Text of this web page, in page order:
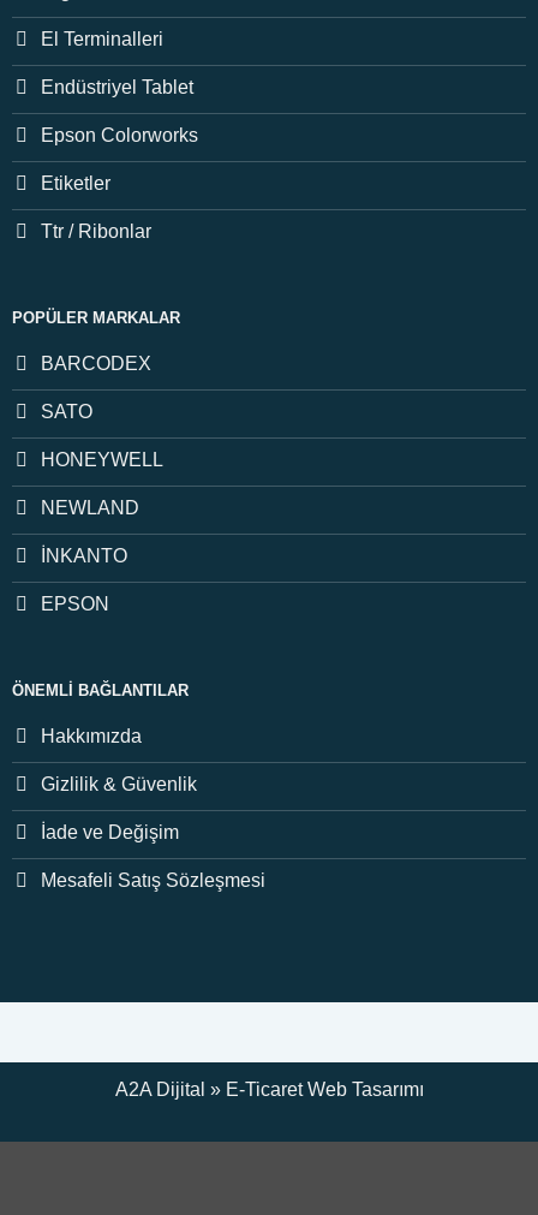
El Terminalleri
Endüstriyel Tablet
Epson Colorworks
Etiketler
Ttr / Ribonlar
POPÜLER MARKALAR
BARCODEX
SATO
HONEYWELL
NEWLAND
İNKANTO
EPSON
ÖNEMLI BAĞLANTILAR
Hakkımızda
Gizlilik & Güvenlik
İade ve Değişim
Mesafeli Satış Sözleşmesi
A2A Dijital » E-TicaretWeb Tasarımı